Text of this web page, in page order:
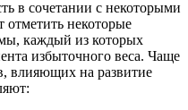
в сочетании с некоторыми
некоторые
каждый из которых
избыточного веса. Чаще
влияющих на развитие